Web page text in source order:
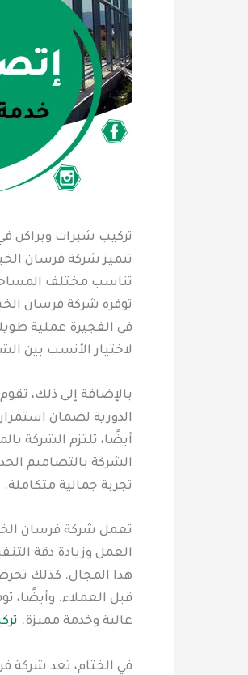
تركيب شبرات وبراكن
تتميز شركة فرسان
تناسب مختلف
توفره شركة فرسان
في الفجيرة عملية
لاختيار الأنسب بين
بالإضافة إلى ذلك،
الدورية لضمان
أيضًا، تلتزم الشركة
الشركة بالتصاميم
تجربة جمالية متكاملة.
تعمل شركة فرسان
العمل وزيادة دقة
هذا المجال. كذلك
قبل العملاء. وأيضًا،
عالية وخدمة مميزة.
في الختام، تعد شركة